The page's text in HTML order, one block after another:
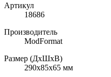
Артикул
18686
Производитель
ModFormat
Размер (ДхШхВ)
290x85х65 мм